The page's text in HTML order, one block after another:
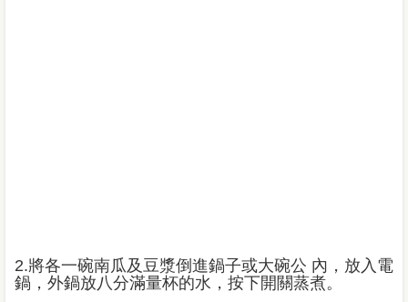
2.將各一碗南瓜及豆漿倒進鍋子或大碗公 內，放入電
鍋，外鍋放八分滿量杯的水，按下開關蒸煮。